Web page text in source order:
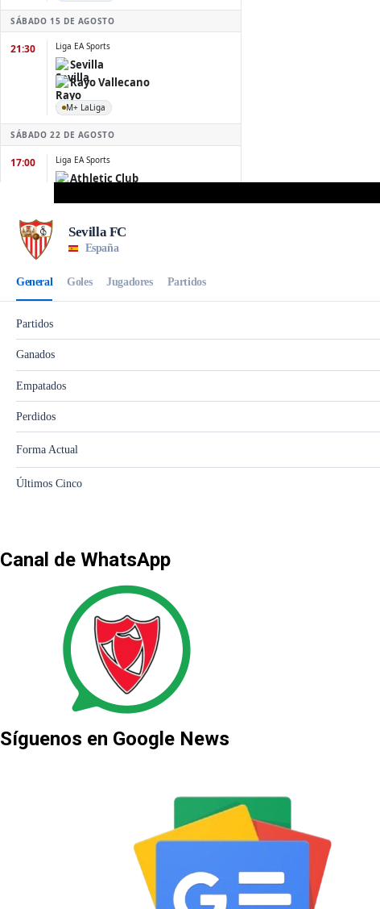
Canal de WhatsApp
Síguenos en Google News